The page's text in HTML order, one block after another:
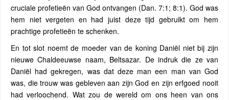
cruciale profetieën van God ontvangen (Dan. 7:1; 8:1). God was
hem niet vergeten en had juist deze tijd gebruikt om hem
prachtige profetieën te schenken.
En tot slot noemt de moeder van de koning Daniël niet bij zijn
nieuwe Chaldeeuwse naam, Beltsazar. De indruk die ze van
Daniël had gekregen, was dat deze man een man van God
was, die trouw was gebleven aan zijn God en zijn erfgoed nooit
had verloochend. Wat zou de wereld om ons heen van ons